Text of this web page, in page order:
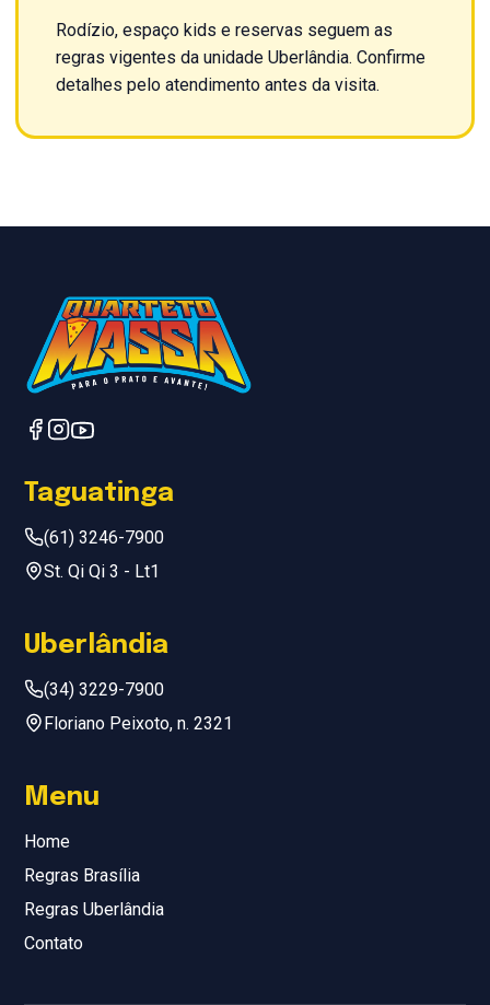
Rodízio, espaço kids e reservas seguem as
regras vigentes da unidade Uberlândia. Confirme
detalhes pelo atendimento antes da visita.
Taguatinga
(61) 3246-7900
St. Qi Qi 3 - Lt1
Uberlândia
(34) 3229-7900
Floriano Peixoto, n. 2321
Menu
Home
Regras Brasília
Regras Uberlândia
Contato